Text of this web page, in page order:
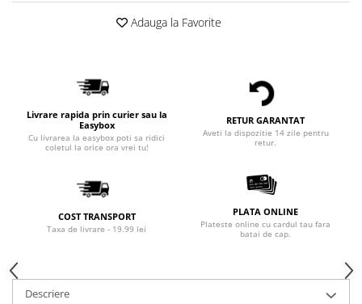
Adauga la Favorite
Livrare rapida prin curier sau la
Easybox
Cu livrarea la easybox poti sa ridici
coletul la orice ora vrei tu!
RETUR GARANTAT
Aveti la dispozitie 14 zile pentru
retur.
COST TRANSPORT
Taxa de livrare - 19.99 lei
PLATA ONLINE
Plateste online cu cardul tau fara
batai de cap.
Descriere